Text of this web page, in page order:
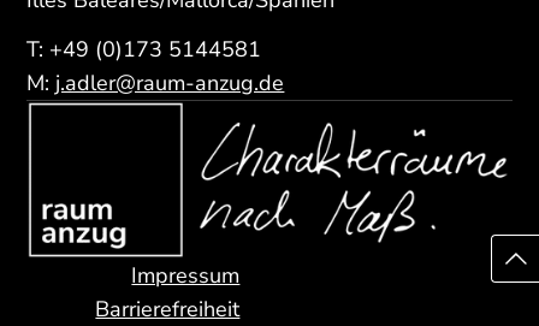
T: +49 (0)173 5144581
M: j.adler@raum-anzug.de
Navigation überspringen
Impressum
Barrierefreiheit